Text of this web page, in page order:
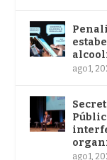
ago 1,
ago 1,